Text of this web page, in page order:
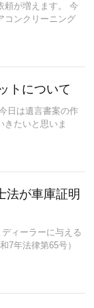
頼が増えます。 今
コンクリーニング
トについて
日は遺言書案の作
きたいと思いま
法が車庫証明
ィーラーに与える
7年法律第65号）